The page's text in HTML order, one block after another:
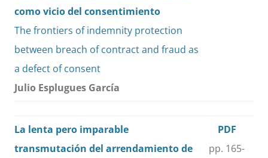
como vicio del consentimiento
The frontiers of indemnity protection
between breach of contract and fraud as
a defect of consent
Julio Esplugues García
La lenta pero imparable
transmutación del arrendamiento de
PDF
pp. 165-